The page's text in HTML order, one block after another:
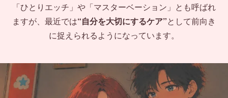
「ひとりエッチ」や「マスターベーション」とも呼ばれ
ますが、最近では“自分を大切にするケア”として前向き
に捉えられるようになっています。